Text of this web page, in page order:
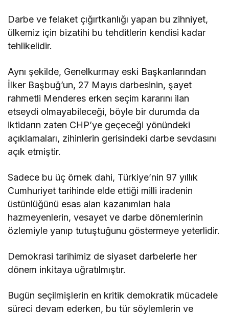
Darbe ve felaket çığırtkanlığı yapan bu zihniyet,
ülkemiz için bizatihi bu tehditlerin kendisi kadar
tehlikelidir.
Aynı şekilde, Genelkurmay eski Başkanlarından
İlker Başbuğ’un, 27 Mayıs darbesinin, şayet
rahmetli Menderes erken seçim kararını ilan
etseydi olmayabileceği, böyle bir durumda da
iktidarın zaten CHP’ye geçeceği yönündeki
açıklamaları, zihinlerin gerisindeki darbe sevdasını
açık etmiştir.
Sadece bu üç örnek dahi, Türkiye’nin 97 yıllık
Cumhuriyet tarihinde elde ettiği milli iradenin
üstünlüğünü esas alan kazanımları hala
hazmeyenlerin, vesayet ve darbe dönemlerinin
özlemiyle yanıp tutuştuğunu göstermeye yeterlidir.
Demokrasi tarihimiz de siyaset darbelerle her
dönem inkitaya uğratılmıştır.
Bugün seçilmişlerin en kritik demokratik mücadele
süreci devam ederken, bu tür söylemlerin ve